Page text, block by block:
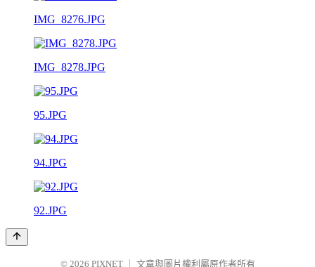
IMG_8276.JPG
IMG_8278.JPG
95.JPG
94.JPG
92.JPG
© 2026 PIXNET 文章與圖片權利屬原作者所有